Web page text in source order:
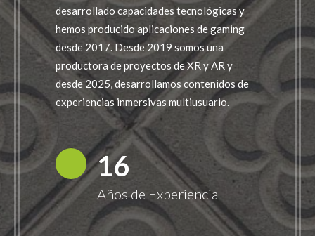
desarrollado capacidades tecnológicas y
hemos producido aplicaciones de gaming
desde 2017. Desde 2019 somos una
productora de proyectos de XR y AR y
desde 2025, desarrollamos contenidos de
experiencias inmersivas multiusuario.
18
Años de Experiencia